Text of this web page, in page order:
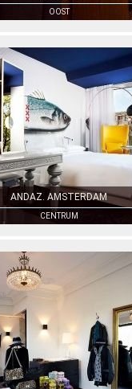
OOST
ANDAZ. AMSTERDAM
CENTRUM